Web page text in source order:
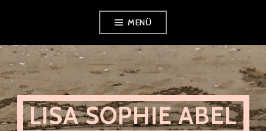
springen
MENÜ
LISA SOPHIE ABEL